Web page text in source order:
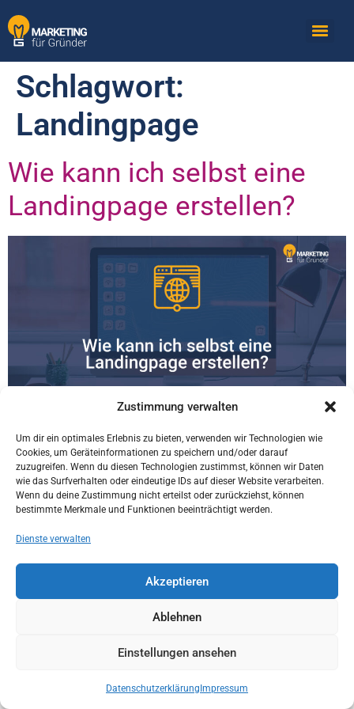
Zustimmung verwalten
Um dir ein optimales Erlebnis zu bieten, verwenden wir Technologien wie
Cookies, um Geräteinformationen zu speichern und/oder darauf
zuzugreifen. Wenn du diesen Technologien zustimmst, können wir Daten
wie das Surfverhalten oder eindeutige IDs auf dieser Website verarbeiten.
Wenn du deine Zustimmung nicht erteilst oder zurückziehst, können
bestimmte Merkmale und Funktionen beeinträchtigt werden.
Dienste verwalten
Akzeptieren
Ablehnen
Einstellungen ansehen
Datenschutzerklärung Impressum
Schlagwort:
Landingpage
Wie kann ich selbst eine
Landingpage erstellen?
aussieht, sondern Besucher zu Anfragen, Käufen oder
Buchungen führt? Hier bekommst du eine ehrliche Anleitung,
wie du deine Seite aufbaust, welche Inhalte wirklich zählen
und welche Fehler dich unnötig Leads kosten.
Marketing-Blog für Gründer